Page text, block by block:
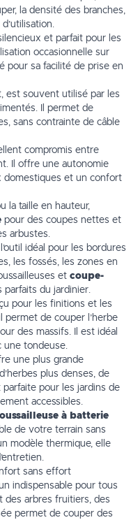
la densité des branches,
et parfait pour les
occasionnelle sur
pour sa facilité de prise en
est souvent utilisé par les
Il permet de
sans contrainte de câble
compromis entre
Il offre une autonomie
domestiques et un confort
la taille en hauteur,
pour des coupes nettes et
arbustes.
idéal pour les bordures
les fossés, les zones en
et coupe-
parfaits du jardinier.
pour les finitions et les
permet de couper l’herbe
des massifs. Il est idéal
une tondeuse.
une plus grande
plus denses, de
pour les jardins de
accessibles.
à batterie
de votre terrain sans
modèle thermique, elle
sans effort
indispensable pour tous
arbres fruitiers, des
permet de couper des